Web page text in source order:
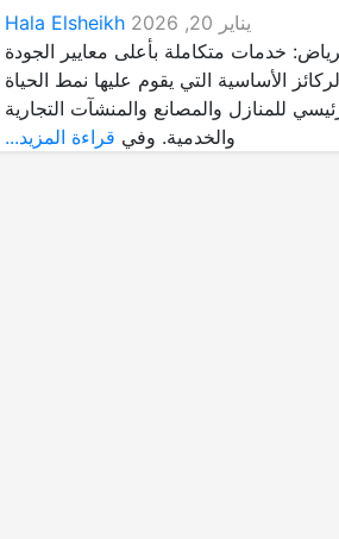
يناير 20, 2026
Hala Elsheikh
خدمات متكاملة بأعلى معايير الجودة
الأساسية التي يقوم عليها نمط الحياة
للمنازل والمصانع والمنشآت التجارية
والخدمية. وفي قراءة المزيد...